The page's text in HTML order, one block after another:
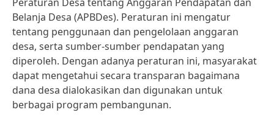
Belanja Desa (APBDes). Peraturan ini mengatur
tentang penggunaan dan pengelolaan anggaran
desa, serta sumber-sumber pendapatan yang
diperoleh. Dengan adanya peraturan ini, masyarakat
dapat mengetahui secara transparan bagaimana
dana desa dialokasikan dan digunakan untuk
berbagai program pembangunan.